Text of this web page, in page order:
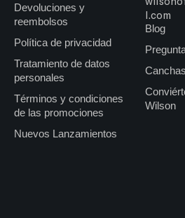
Devoluciones y
reembolsos
Política de privacidad
Tratamiento de datos
personales
Términos y condiciones
de las promociones
Nuevos Lanzamientos
l.com
Blog
Wilson